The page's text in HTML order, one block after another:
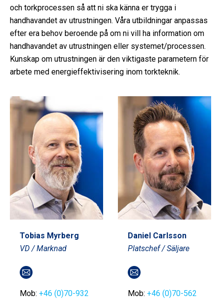
och torkprocessen så att ni ska känna er trygga i
handhavandet av utrustningen. Våra utbildningar anpassas
efter era behov beroende på om ni vill ha information om
handhavandet av utrustningen eller systemet/processen.
Kunskap om utrustningen är den viktigaste parametern för
arbete med energieffektivisering inom torkteknik.
Tobias Myrberg
VD / Marknad
Mob: +46 (0)70-932
E-
post
Daniel Carlsson
Platschef / Säljare
Mob: +46 (0)70-562
E-
post